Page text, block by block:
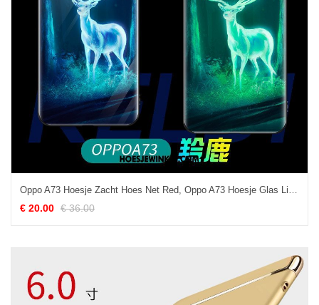
Oppo A73 Hoesje Zacht Hoes Net Red, Oppo A73 Hoesje Glas Lichtende
€ 20.00 € 36.00